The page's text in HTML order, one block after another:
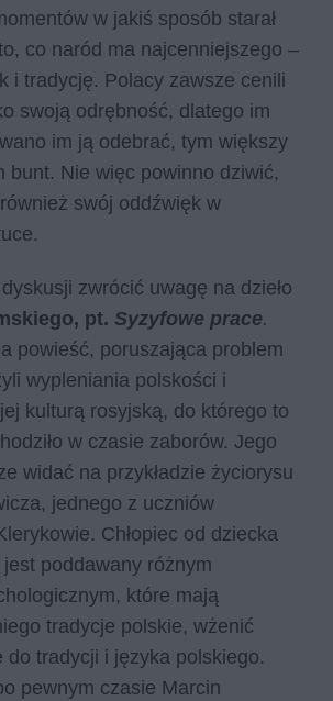
w jakiś sposób starał
co naród ma najcenniejszego –
i tradycję. Polacy zawsze cenili
swoją odrębność, dlatego im
im ją odebrać, tym większy
bunt. Nie więc powinno dziwić,
swój oddźwięk w
zwrócić uwagę na dzieło
pt. Syzyfowe prace.
powieść, poruszająca problem
wypleniania polskości i
kulturą rosyjską, do którego to
w czasie zaborów. Jego
widać na przykładzie życiorysu
jednego z uczniów
Chłopiec od dziecka
poddawany różnym
które mają
tradycje polskie, wżenić
do tradycji i języka polskiego.
pewnym czasie Marcin